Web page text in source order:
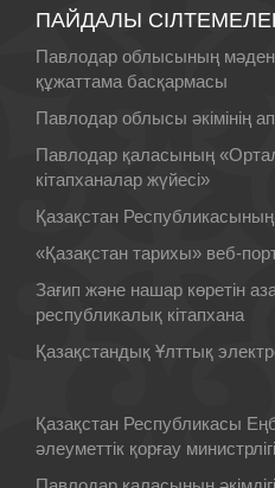
ПАЙДАЛЫ
Павлодар облысының
құжаттама басқармасы
Павлодар облысы әкімінің
Павлодар қаласының
кітапханалар жүйесі»
Қазақстан
«Қазақстан тарихы» веб-
Зағип және нашар көретін
республикалық кітапхана
Қазақстандық Ұлттық
Қазақстан Республикасы
әлеуметтік қорғау министрлігі